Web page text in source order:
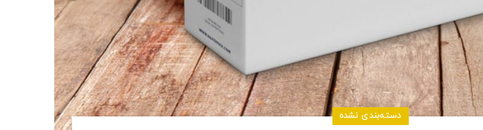
دسته‌بندی نشده